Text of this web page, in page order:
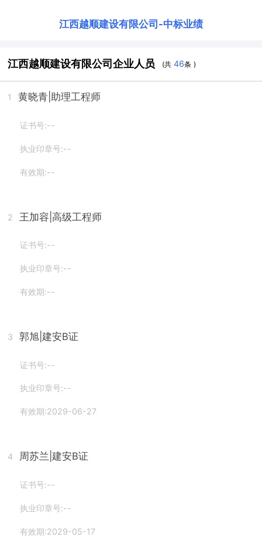
江西越顺建设有限公司 -中标业绩
江西越顺建设有限公司企业人员 (共46条 )
1 黄晓青 |助理工程师
证书号:--
执业印章号:--
有效期:--
2 王加容 |高级工程师
证书号:--
执业印章号:--
有效期:--
3 郭旭 |建安B证
证书号:--
执业印章号:--
有效期:2029-06-27
4 周苏兰 |建安B证
证书号:--
执业印章号:--
有效期:2029-05-17